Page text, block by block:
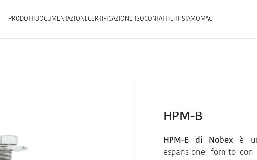
PRODOTTI DOCUMENTAZIONECERTIFICAZIONE ISOCONTATTICHI SIAMO MAG
HPM-B
HPM-B di Nobexè
espansione, fornito con